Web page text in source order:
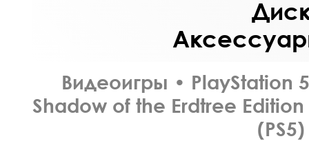
Видеоигры • PlayStation 5
Shadow of the Erdtree
(PS5)